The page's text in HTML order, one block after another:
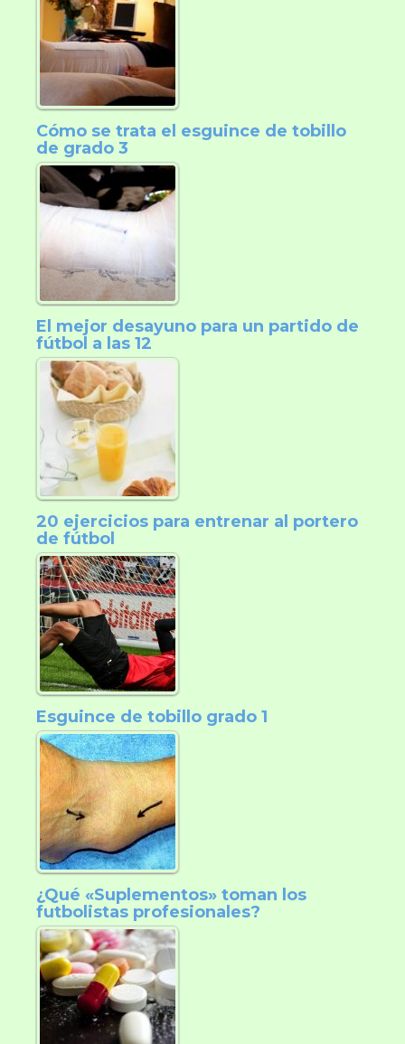
Cómo se trata el esguince de tobillo
de grado 3
El mejor desayuno para un partido de
fútbol a las 12
20 ejercicios para entrenar al portero
de fútbol
Esguince de tobillo grado 1
¿Qué «Suplementos» toman los
futbolistas profesionales?